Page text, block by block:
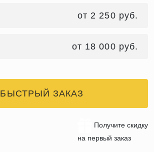
от 2 250 руб.
от 18 000 руб.
БЫСТРЫЙ ЗАКАЗ
Получите скидку
на первый заказ